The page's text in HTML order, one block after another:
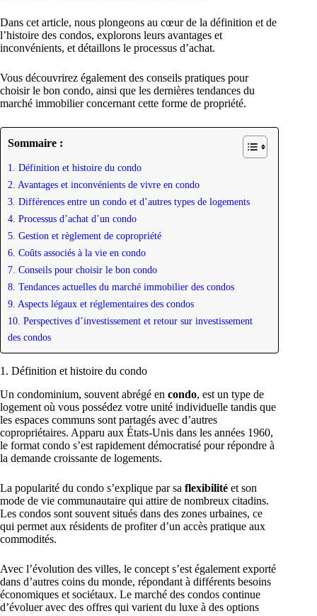
Dans cet article, nous plongeons au cœur de la définition et de
l’histoire des condos, explorons leurs avantages et
inconvénients, et détaillons le processus d’achat.
Vous découvrirez également des conseils pratiques pour
choisir le bon condo, ainsi que les dernières tendances du
marché immobilier concernant cette forme de propriété.
Sommaire :
1. Définition et histoire du condo
2. Avantages et inconvénients de vivre en condo
3. Différences entre un condo et d’autres types de logements
4. Processus d’achat d’un condo
5. Gestion et règlement de copropriété
6. Coûts associés à la vie en condo
7. Conseils pour choisir le bon condo
8. Tendances actuelles du marché immobilier des condos
9. Aspects légaux et réglementaires des condos
10. Perspectives d’investissement et retour sur investissement
des condos
1. Définition et histoire du condo
Un condominium, souvent abrégé en condo, est un type de
logement où vous possédez votre unité individuelle tandis que
les espaces communs sont partagés avec d’autres
copropriétaires. Apparu aux États-Unis dans les années 1960,
le format condo s’est rapidement démocratisé pour répondre à
la demande croissante de logements.
La popularité du condo s’explique par sa flexibilité et son
mode de vie communautaire qui attire de nombreux citadins.
Les condos sont souvent situés dans des zones urbaines, ce
qui permet aux résidents de profiter d’un accès pratique aux
commodités.
Avec l’évolution des villes, le concept s’est également exporté
dans d’autres coins du monde, répondant à différents besoins
économiques et sociétaux. Le marché des condos continue
d’évoluer avec des offres qui varient du luxe à des options